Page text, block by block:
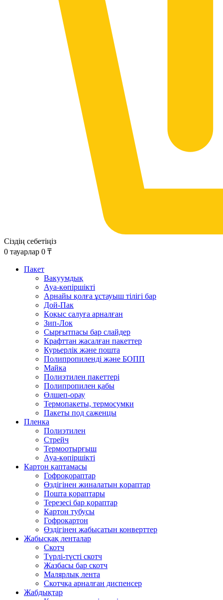
Сіздің себетіңіз
0 тауарлар 0 ₸
Пакет
Вакуумдық
Ауа-көпіршікті
Арнайы қолға ұстауыш тілігі бар
Дой-Пак
Қоқыс салуға арналған
Зип-Лок
Сырғытпасы бар слайдер
Крафттан жасалған пакеттер
Курьерлік және пошта
Полипропиленді және БОПП
Майка
Полиэтилен пакеттері
Полипропилен қабы
Өлшеп-орау
Термопакеты, термосумки
Пакеты под саженцы
Пленка
Полиэтилен
Стрейч
Термоотырғыш
Ауа-көпіршікті
Картон қаптамасы
Гофроқораптар
Өздігінен жиналатын қораптар
Пошта қораптары
Терезесі бар қораптар
Картон тубусы
Гофрокартон
Өздігінен жабысатын конверттер
Жабысқақ ленталар
Скотч
Түрлі-түсті скотч
Жазбасы бар скотч
Малярлық лента
Скотчқа арналған диспенсер
Жабдықтар